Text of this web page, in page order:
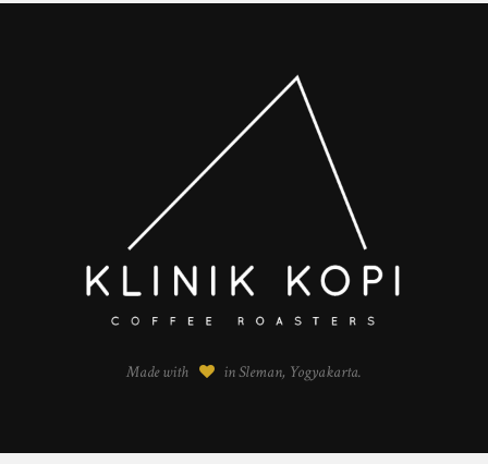
Made with in Sleman, Yogyakarta.